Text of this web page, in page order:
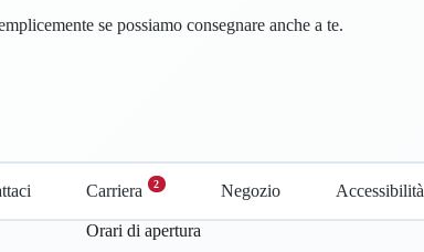
se possiamo consegnare anche a te.
Carriera 2 Negozio Accessibilità
Orari di apertura